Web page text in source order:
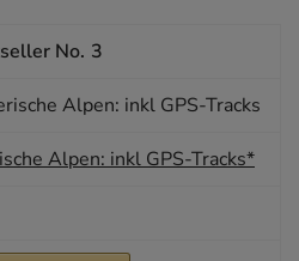
3
Alpen: inkl GPS-Tracks*